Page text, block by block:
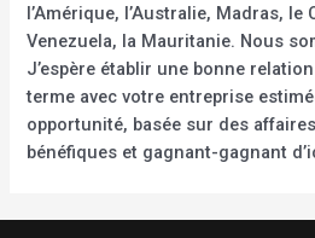
l’Amérique, l’Australie, Madras, le
Venezuela, la Mauritanie. Nous
J’espère établir une bonne
terme avec votre entreprise
opportunité, basée sur des
bénéfiques et gagnant-gagnant